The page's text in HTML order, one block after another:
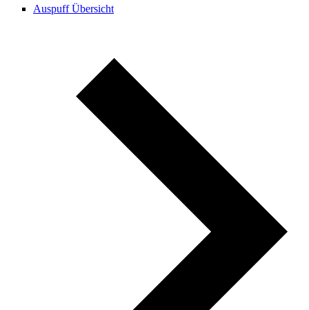
Auspuff Übersicht